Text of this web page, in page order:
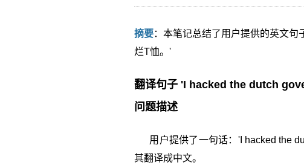
摘要：本笔记总结了用户提供的英文
烂T恤。'
翻译句子 'I hacked the dutch
问题描述
用户提供了一句话：'I hacked the
其翻译成中文。